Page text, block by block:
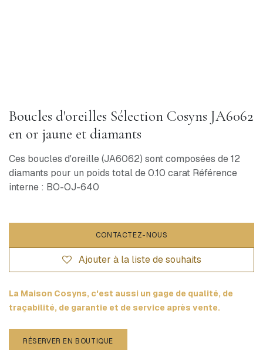
Boucles d'oreilles Sélection Cosyns JA6062
en or jaune et diamants
Ces boucles d'oreille (JA6062) sont composées de 12
diamants pour un poids total de 0.10 carat Référence
interne : BO-OJ-640
CONTACTEZ-NOUS
Ajouter à la liste de souhaits
La Maison Cosyns, c'est aussi un gage de qualité, de
traçabilité, de garantie et de service après vente.
RÉSERVER EN BOUTIQUE